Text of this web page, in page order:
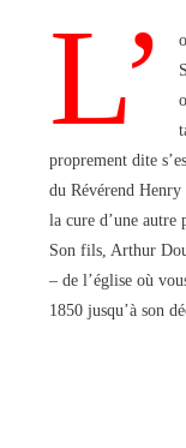
L’
proprement dite
du Révérend
la cure d’une autre
Son fils, Arthur
– de l’église où
1850 jusqu’à son